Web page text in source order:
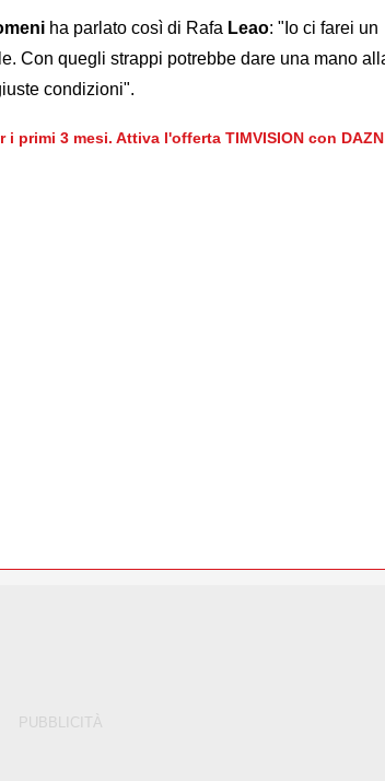
ha parlato così di Rafa Leao: "Io ci farei un
Con quegli strappi potrebbe dare una mano
condizioni".
i primi 3 mesi. Attiva l'offerta TIMVISION con